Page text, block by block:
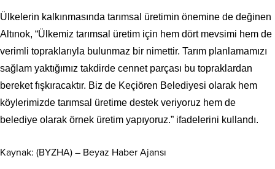
Ülkelerin kalkınmasında tarımsal üretimin önemine de değinen
Altınok, “Ülkemiz tarımsal üretim için hem dört mevsimi hem de
verimli topraklarıyla bulunmaz bir nimettir. Tarım planlamamızı
sağlam yaktığımız takdirde cennet parçası bu topraklardan
bereket fışkıracaktır. Biz de Keçiören Belediyesi olarak hem
köylerimizde tarımsal üretime destek veriyoruz hem de
belediye olarak örnek üretim yapıyoruz.” ifadelerini kullandı. ​
Kaynak: (BYZHA) – Beyaz Haber Ajansı